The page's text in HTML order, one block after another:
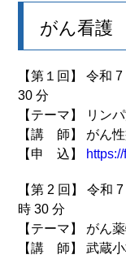
がん看護
【第１回】 令和
30 分
【テーマ】 リン
【講 師】 がん
【申 込】
【第 2 回】 令和
時 30 分
【テーマ】 がん
【講 師】 武蔵